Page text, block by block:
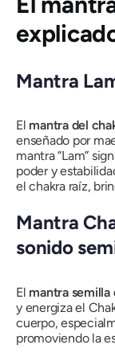
Mantra
El mantra del
enseñado por
mantra “Lam”
poder y
el chakra raíz,
Mantra
sonido
El mantra semilla
y energiza el
cuerpo,
promoviendo la